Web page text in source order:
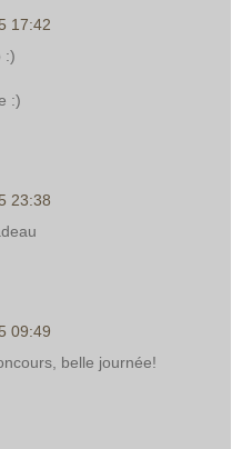
17:42
:)
:)
23:38
09:49
belle journée!